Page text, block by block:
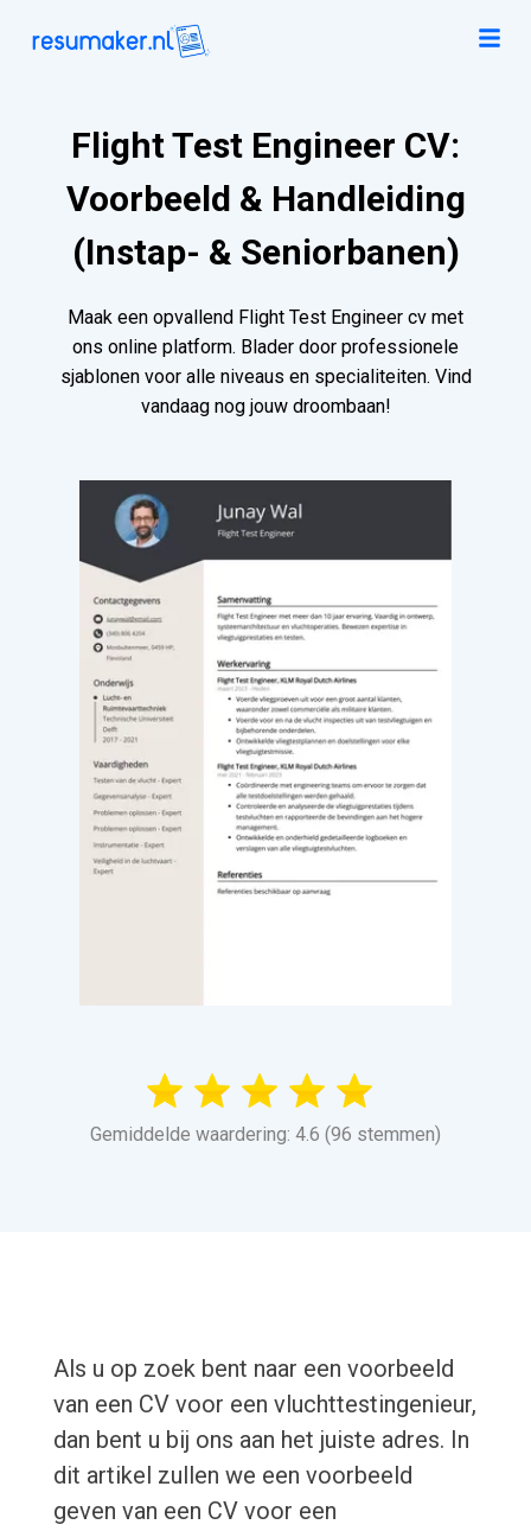
Flight Test Engineer CV:
Voorbeeld & Handleiding
(Instap- & Seniorbanen)
Maak een opvallend Flight Test Engineer cv met
ons online platform. Blader door professionele
sjablonen voor alle niveaus en specialiteiten. Vind
vandaag nog jouw droombaan!
Gemiddelde waardering: 4.6 (96 stemmen)
Als u op zoek bent naar een voorbeeld
van een CV voor een vluchttestingenieur,
dan bent u bij ons aan het juiste adres. In
dit artikel zullen we een voorbeeld
geven van een CV voor een